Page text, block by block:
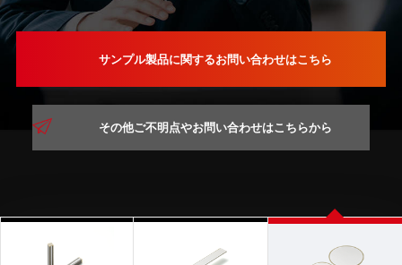
サンプル製品に関するお問い合わせはこちら
その他ご不明点やお問い合わせはこちらから